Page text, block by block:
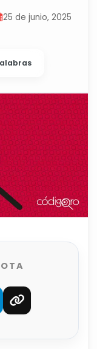
25 de junio, 2025